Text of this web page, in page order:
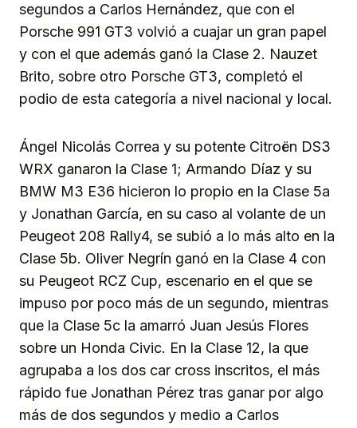
segundos a Carlos Hernández, que con el
Porsche 991 GT3 volvió a cuajar un gran papel
y con el que además ganó la Clase 2. Nauzet
Brito, sobre otro Porsche GT3, completó el
podio de esta categoría a nivel nacional y local.
Ángel Nicolás Correa y su potente Citroën DS3
WRX ganaron la Clase 1; Armando Díaz y su
BMW M3 E36 hicieron lo propio en la Clase 5a
y Jonathan García, en su caso al volante de un
Peugeot 208 Rally4, se subió a lo más alto en la
Clase 5b. Oliver Negrín ganó en la Clase 4 con
su Peugeot RCZ Cup, escenario en el que se
impuso por poco más de un segundo, mientras
que la Clase 5c la amarró Juan Jesús Flores
sobre un Honda Civic. En la Clase 12, la que
agrupaba a los dos car cross inscritos, el más
rápido fue Jonathan Pérez tras ganar por algo
más de dos segundos y medio a Carlos